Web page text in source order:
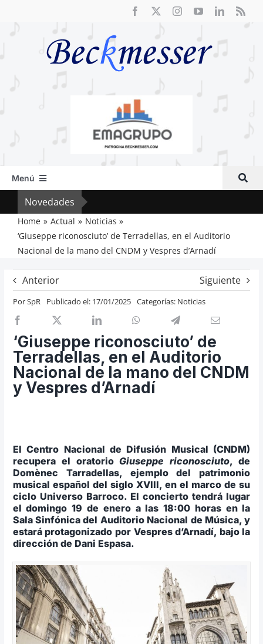
Menú
Inicio
Actual
Artículos
Previos de ópera
Entrevistas
Recomendación
Cosas de Beckmesser
Nosotros y privacidad
Buscar:
Novedades
Home Actual
Noticias
‘Giuseppe riconosciuto’ de Terradellas, en el Auditorio
Nacional de la mano del CNDM y Vespres d’Arnadí
Anterior Siguiente
PorSpR Publicado el: 17/01/2025 Categorías: Noticias
‘Giuseppe riconosciuto’ de
Terradellas, en el Auditorio
Nacional de la mano del CNDM
y Vespres d’Arnadí
El Centro Nacional de Difusión Musical (CNDM)
recupera el oratorioGiuseppe riconosciuto, de
Domènec Tarradellas, ejemplo del patrimonio
musical español del siglo XVIII, en el marco de su
ciclo Universo Barroco. El concierto tendrá lugar
el domingo 19 de enero a las 18:00 horas en la
Sala Sinfónica del Auditorio Nacional de Música, y
estará protagonizado por Vespres d’Arnadí, bajo la
dirección de Dani Espasa.